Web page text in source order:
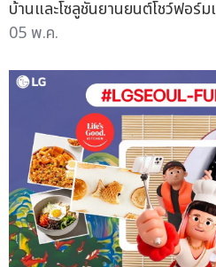
บ้านและโซลูชันยานยนต์โชว์ฟอร์
05 พ.ค.